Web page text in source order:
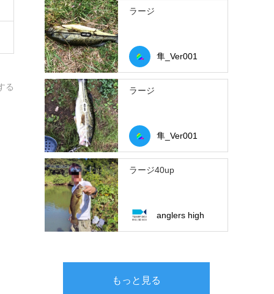
る
ラージ
隼_Ver001
ラージ
隼_Ver001
ラージ40up
anglers high
もっと見る